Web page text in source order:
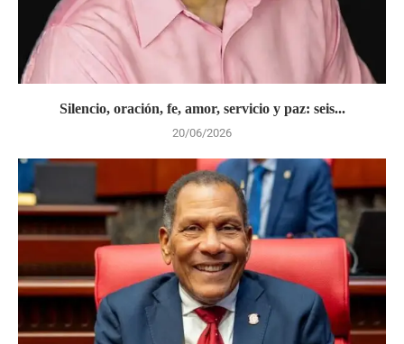
Silencio, oración, fe, amor, servicio y paz: seis...
20/06/2026